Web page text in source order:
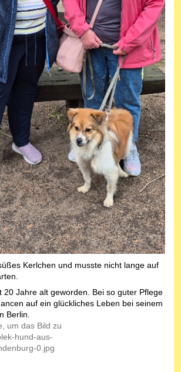
Kerlchen und musste nicht lange auf
20 Jahre alt geworden. Bei so guter Pflege
auf ein glückliches Leben bei seinem
Berlin.